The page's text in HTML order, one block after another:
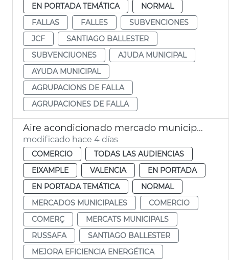
EN PORTADA TEMÁTICA
NORMAL
FALLAS
FALLES
SUBVENCIONES
JCF
SANTIAGO BALLESTER
SUBVENCIUONES
AJUDA MUNICIPAL
AYUDA MUNICIPAL
AGRUPACIONS DE FALLA
AGRUPACIONES DE FALLA
Aire acondicionado mercado municipal Russafa
modificado hace 4 días
COMERCIO
TODAS LAS AUDIENCIAS
EIXAMPLE
VALENCIA
EN PORTADA
EN PORTADA TEMÁTICA
NORMAL
MERCADOS MUNICIPALES
COMERCIO
COMERÇ
MERCATS MUNICIPALS
RUSSAFA
SANTIAGO BALLESTER
MEJORA EFICIENCIA ENERGÉTICA